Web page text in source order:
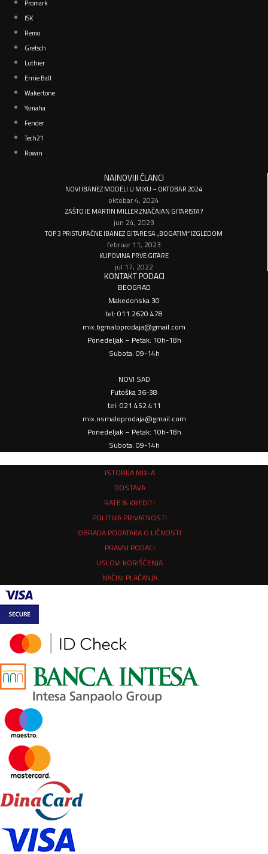
Promark
ISK
Remo
Gretsch
Luthier
Ernie Ball
Wakertone
Yamaha
Fender
Tech21
Rowin
NAJNOVIJI ČLANCI
NOVI IBANEZ MODELI U MIXU – OKTOBAR 2024
oktobar 4, 2024
ZAŠTO JE MARTIN MILLER ZNAČAJAN GITARISTA?
jun 24, 2023
TOP 3 PRISTUPAČNE IBANEZ GITARE SA „BOGATIM“ IZGLEDOM
februar 11, 2023
KUPOVINA PRVE GITARE
jul 17, 2022
KONTAKT PODACI
BEOGRAD
Makedonska 30
tel: 011 2620 478
mix.bgmaloprodaja@gmail.com
Ponedeljak – Petak: 10h-18h
Subota: 09-14h
NOVI SAD
Futoška 36-38
tel: 021 452 411
mix.nsmaloprodaja@gmail.com
Ponedeljak – Petak: 10h-18h
Subota: 09-14h
ISTORIJA MIX-A
DOSTAVA
RATE & KREDITI
POLITIKA PRIVATNOSTI
OBRADA PODATAKA O LIČNOSTI
PRAVNI PODACI
USLOVI KORIŠĆENJA
NAČINI PLAĆANJA